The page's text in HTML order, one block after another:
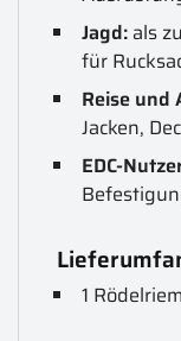
Jagd: als
für
Reise und
Jacken,
EDC-
1